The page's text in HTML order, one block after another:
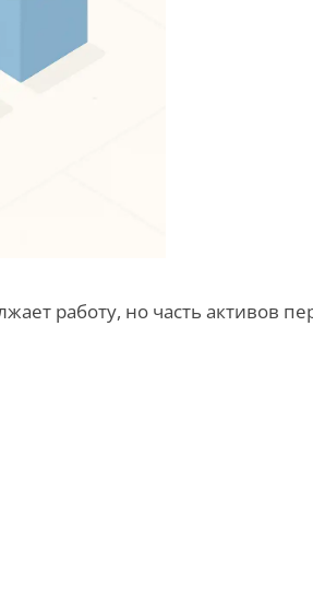
работу, но часть активов